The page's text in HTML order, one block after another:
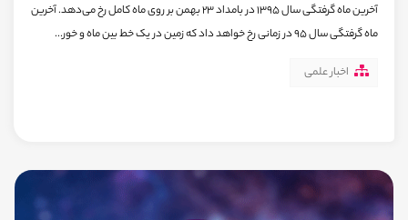
آخرین ماه گرفتگی سال 1395 در بامداد 23 بهمن بر روی ماه کامل رخ می‌دهد. آخرین
ماه گرفتگی سال 95 در زمانی رخ خواهد داد که زمین در یک خط بین ماه و خور...
اخبار علمی